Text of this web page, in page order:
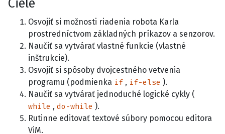
Ciele
Osvojiť si možnosti riadenia robota Karla
prostredníctvom základných príkazov a senzorov.
Naučiť sa vytvárať vlastné funkcie (vlastné
inštrukcie).
Osvojiť si spôsoby dvojcestného vetvenia
programu (podmienka if , if-else ).
Naučiť sa vytvárať jednoduché logické cykly (
while , do-while ).
Rutinne editovať textové súbory pomocou editora
ViM.